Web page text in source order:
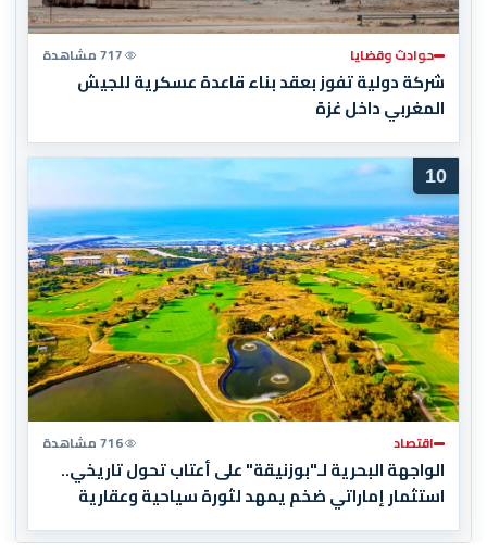
حوادث وقضايا 717 مشاهدة
شركة دولية تفوز بعقد بناء قاعدة عسكرية للجيش
المغربي داخل غزة
10
اقتصاد 716 مشاهدة
الواجهة البحرية لـ"بوزنيقة" على أعتاب تحول تاريخي..
استثمار إماراتي ضخم يمهد لثورة سياحية وعقارية